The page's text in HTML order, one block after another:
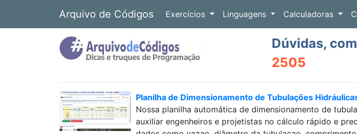
Arquivo de Códigos Exercícios Linguagens Calculadoras
Dúvidas,
2505
Planilha de Dimensionamento de Tubulações
Nossa planilha automática de dimensionamento de
auxiliar engenheiros e projetistas no cálculo rápido e